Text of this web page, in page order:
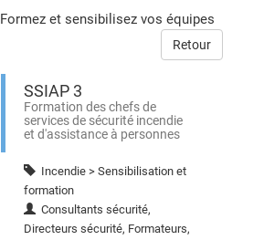
Formez et sensibilisez vos équipes
Retour
SSIAP 3
Formation des chefs de
services de sécurité incendie
et d'assistance à personnes
Incendie > Sensibilisation et
formation
Consultants sécurité,
Directeurs sécurité, Formateurs,